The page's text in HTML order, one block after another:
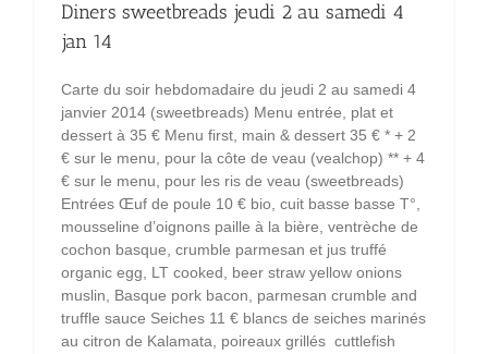
Diners sweetbreads jeudi 2 au samedi 4
jan 14
Carte du soir hebdomadaire du jeudi 2 au samedi 4
janvier 2014 (sweetbreads) Menu entrée, plat et
dessert à 35 € Menu first, main & dessert 35 € * + 2
€ sur le menu, pour la côte de veau (vealchop) ** + 4
€ sur le menu, pour les ris de veau (sweetbreads)
Entrées Œuf de poule 10 € bio, cuit basse basse T°,
mousseline d’oignons paille à la bière, ventrèche de
cochon basque, crumble parmesan et jus truffé
organic egg, LT cooked, beer straw yellow onions
muslin, Basque pork bacon, parmesan crumble and
truffle sauce Seiches 11 € blancs de seiches marinés
au citron de Kalamata, poireaux grillés cuttlefish